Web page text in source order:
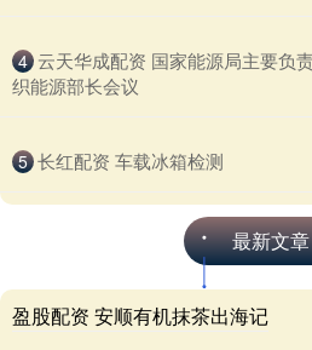
4 云天华成配资 国家能源局主要负
织能源部长会议
5 ​长红配资 车载冰箱检测
最新文章
盈股配资 安顺有机抹茶出海记